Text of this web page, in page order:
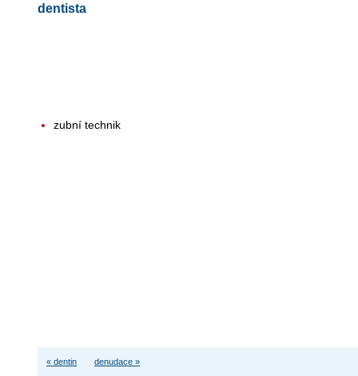
dentista
zubní technik
« dentin denudace »